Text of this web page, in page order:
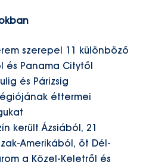
szerepel 11 különböző
és Panama Citytől
és Párizsig
éttermei
került Ázsiából, 21
Amerikából, öt Dél-
a Közel-Keletről és